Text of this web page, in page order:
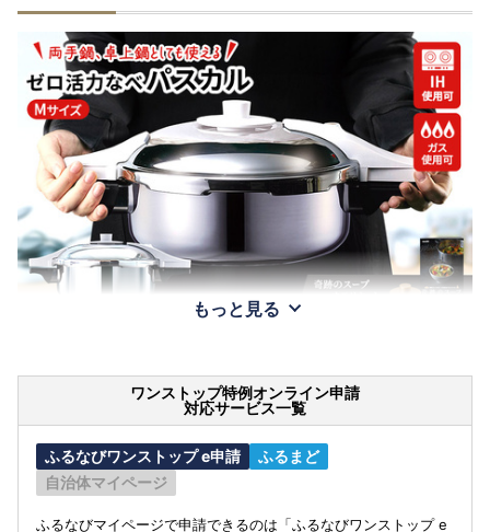
もっと見る
ワンストップ特例オンライン申請
対応サービス一覧
ふるなびワンストップ e申請
ふるまど
自治体マイページ
ふるなびマイページで申請できるのは「ふるなびワンストップ e